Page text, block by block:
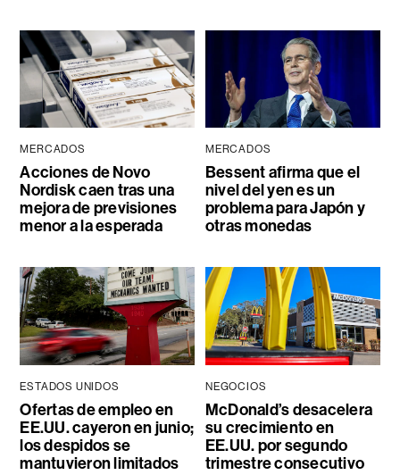
MERCADOS
Acciones de Novo
Nordisk caen tras una
mejora de previsiones
menor a la esperada
MERCADOS
Bessent afirma que el
nivel del yen es un
problema para Japón y
otras monedas
ESTADOS UNIDOS
Ofertas de empleo en
EE.UU. cayeron en junio;
los despidos se
mantuvieron limitados
NEGOCIOS
McDonald’s desacelera
su crecimiento en
EE.UU. por segundo
trimestre consecutivo